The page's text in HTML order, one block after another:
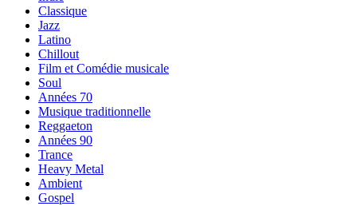
Classique
Jazz
Latino
Chillout
Film et Comédie musicale
Soul
Années 70
Musique traditionnelle
Reggaeton
Années 90
Trance
Heavy Metal
Ambient
Gospel